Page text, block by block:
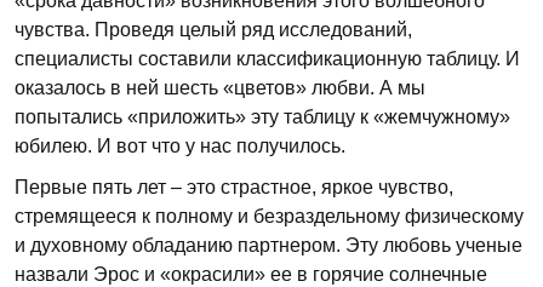
чувства. Проведя целый ряд исследований,
специалисты составили классификационную таблицу. И
оказалось в ней шесть «цветов» любви. А мы
попытались «приложить» эту таблицу к «жемчужному»
юбилею. И вот что у нас получилось.
Первые пять лет – это страстное, яркое чувство,
стремящееся к полному и безраздельному физическому
и духовному обладанию партнером. Эту любовь ученые
назвали Эрос и «окрасили» ее в горячие солнечные